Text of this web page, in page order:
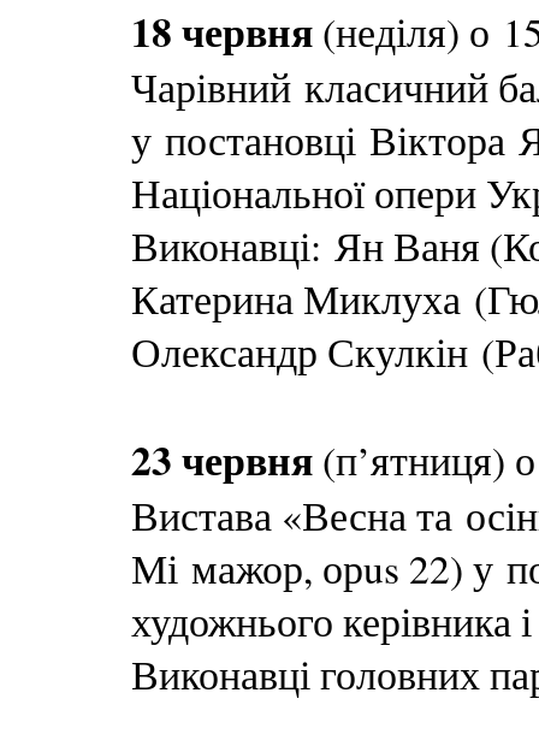
18 червня (неділя) о
Чарівний класичний
у постановці Віктора
Національної опери
Виконавці: Ян Ваня
Катерина Миклуха
Олександр Скулкін
23 червня (п’ятниця)
Вистава «Весна та
Мі мажор, орus 22) у
художнього
Виконавці головних